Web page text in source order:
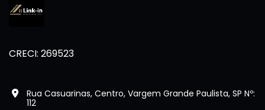
CRECI: 269523
Rua Casuarinas, Centro, Vargem Grande Paulista, SP Nº:
112